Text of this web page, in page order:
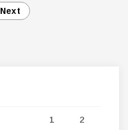
Next
1 2